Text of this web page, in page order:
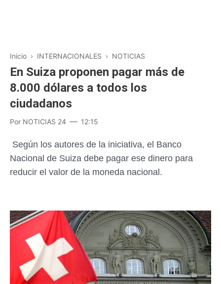
Inicio › INTERNACIONALES › NOTICIAS
En Suiza proponen pagar más de
8.000 dólares a todos los
ciudadanos
Por NOTICIAS 24 12:15
Según los autores de la iniciativa, el Banco
Nacional de Suiza debe pagar ese dinero para
reducir el valor de la moneda nacional.